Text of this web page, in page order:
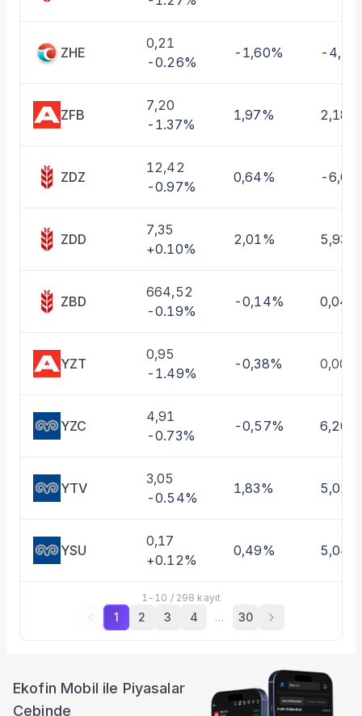
ZHE
0,21
-0.26%
-1,60% -
ZFB
7,20
-1.37%
1,97% 2,18%
ZDZ
12,42
-0.97%
0,64% -
ZDD
7,35
+0.10%
2,01% 5,93%
ZBD
664,52
-0.19%
-0,14% 0,04%
YZT
0,95
-1.49%
-0,38% 0,00%
YZC
4,91
-0.73%
-0,57% 6,20%
YTV
3,05
-0.54%
1,83% 5,01%
YSU
0,17
+0.12%
0,49% 5,04%
1 - 10 / 298 kayıt
1 2 3 4 … 30
Ekofin Mobil ile Piyasalar
Cebinde